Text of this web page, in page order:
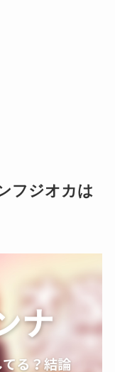
フジオカは